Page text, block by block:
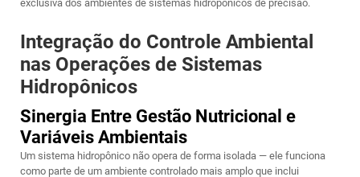
exclusiva dos ambientes de sistemas hidropônicos de precisão.
Integração do Controle Ambiental
nas Operações de Sistemas
Hidropônicos
Sinergia Entre Gestão Nutricional e
Variáveis Ambientais
Um sistema hidropônico não opera de forma isolada — ele funciona
como parte de um ambiente controlado mais amplo que inclui